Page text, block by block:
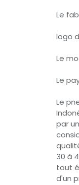
Le
logo
Le
Le
Le
par
30 à
tout
d'un